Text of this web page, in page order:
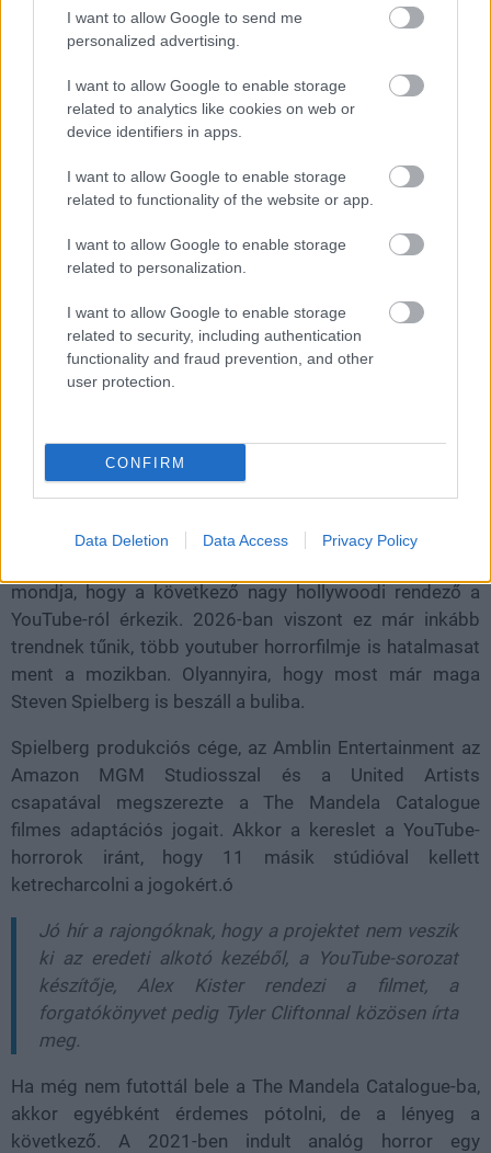
I want to allow Google to send me
personalized advertising.
I want to allow Google to enable storage
related to analytics like cookies on web or
device identifiers in apps.
I want to allow Google to enable storage
related to functionality of the website or app.
I want to allow Google to enable storage
related to personalization.
I want to allow Google to enable storage
related to security, including authentication
functionality and fraud prevention, and other
user protection.
CONFIRM
Data Deletion Data Access Privacy Policy
Hozzászólások
Annyira megy a YouTube-
horror, hogy még Steven
Spielberg is csinál egyet
2026 július 6. 13:33
felbuzdulva érkezik a The Mandela Catalogue.
mondja, hogy a következő nagy hollywoodi rendező a
YouTube-ról érkezik. 2026-ban viszont ez már inkább
trendnek tűnik, több youtuber horrorfilmje is hatalmasat
ment a mozikban. Olyannyira, hogy most már maga
Steven Spielberg is beszáll a buliba.
Spielberg produkciós cége, az Amblin Entertainment az
Amazon MGM Studiosszal
és a United Artists
csapatával megszerezte aThe Mandela Catalogue
filmes adaptációs jogait. Akkor a kereslet a YouTube-
horrorok iránt, hogy 11 másik stúdióval kellett
ketrecharcolni a jogokért.ó
Jó hír a rajongóknak, hogy a projektet nem veszik
ki az eredeti alkotó kezéből, a YouTube-sorozat
készítője, Alex Kisterrendezi a filmet, a
forgatókönyvet pedig Tyler Cliftonnalközösen írta
meg.
Ha még nem futottál bele a The Mandela Catalogue-ba,
akkor egyébként érdemes pótolni, de a lényeg a
következő. A 2021-ben indult analóg horror egy